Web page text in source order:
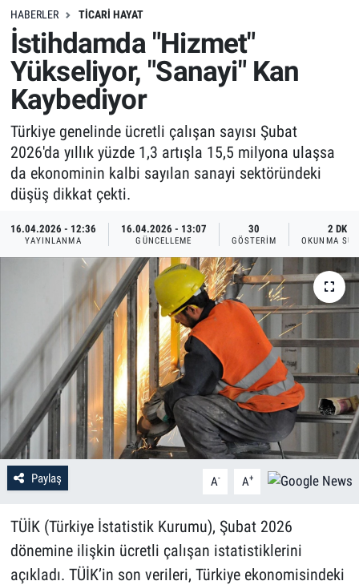
HABERLER TICARI HAYAT
İstihdamda "Hizmet"
Yükseliyor, "Sanayi" Kan
Kaybediyor
Türkiye genelinde ücretli çalışan sayısı Şubat
2026'da yıllık yüzde 1,3 artışla 15,5 milyona ulaşsa
da ekonominin kalbi sayılan sanayi sektöründeki
düşüş dikkat çekti.
16.04.2026 - 12:36
YAYINLANMA
16.04.2026 - 13:07
GÜNCELLEME
30
GÖSTERIM
2 DK
OKUNMA
Paylaş A- A+
TÜİK (Türkiye İstatistik Kurumu), Şubat 2026
dönemine ilişkin ücretli çalışan istatistiklerini
açıkladı. TÜİK’in son verileri, Türkiye ekonomisindeki